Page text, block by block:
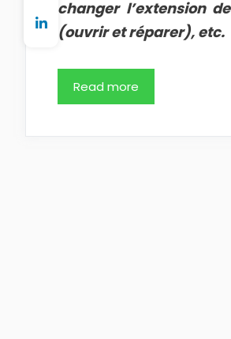
changer l’extension
(ouvrir et réparer), etc.
Read more